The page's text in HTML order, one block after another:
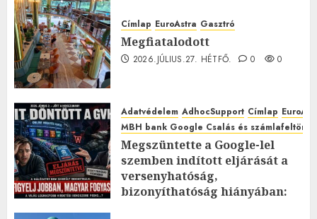
Címlap EuroAstra Gasztró
Megfiatalodott
2026.JÚLIUS.27. HÉTFŐ. 0 0
Adatvédelem AdhocSupport Címlap
MBH bank Google Csalás és
Megszüntette a Google-lel
szemben indított eljárását a
versenyhatóság,
bizonyíthatóság hiányában: